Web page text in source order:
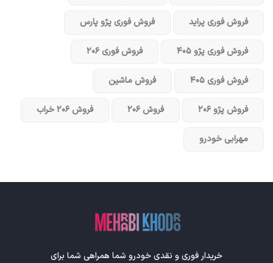
فروش فوری پراید فروش فوری پژو پارس
فروش فوری پژو ۴۰۵ فروش فوری ۲۰۶
فروش فوری ۴۰۵ فروش ماشین
فروش پژو ۲۰۶ فروش ۲۰۶ فروش ۲۰۶ خراب
مهرابی خودرو
خریدار فوری و نقدی خودرو شما همراهی شما برای